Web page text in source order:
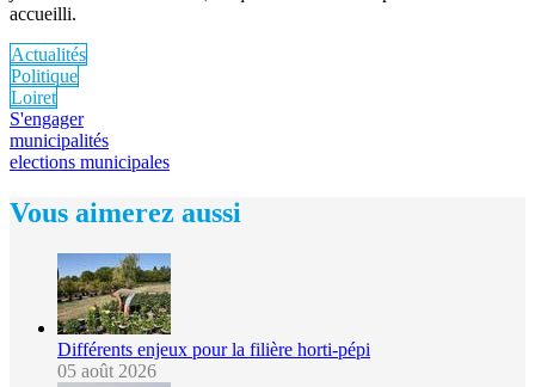
accueilli.
Actualités
Politique
Loiret
S'engager
municipalités
elections municipales
Vous aimerez aussi
Différents enjeux pour la filière horti-pépi
05 août 2026